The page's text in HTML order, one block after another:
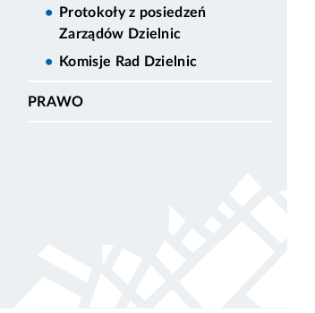
Protokoły z posiedzeń
Zarządów Dzielnic
Komisje Rad Dzielnic
PRAWO